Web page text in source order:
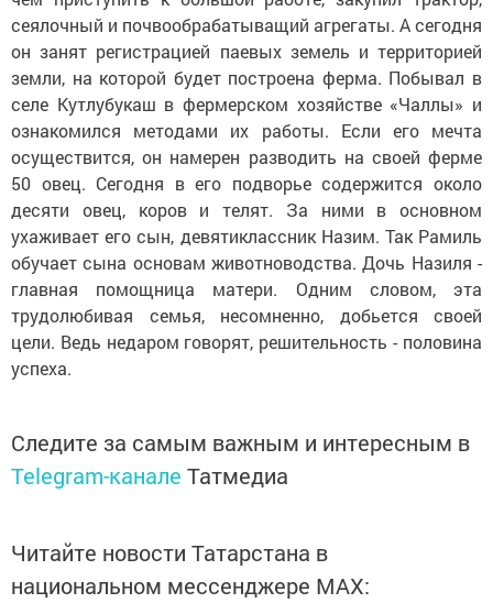
сеялочный и почвообрабатыващий агрегаты. А сегодня
он занят регистрацией паевых земель и территорией
земли, на которой будет построена ферма. Побывал в
селе Кутлубукаш в фермерском хозяйстве «Чаллы» и
ознакомился методами их работы. Если его мечта
осуществится, он намерен разводить на своей ферме
50 овец. Сегодня в его подворье содержится около
десяти овец, коров и телят. За ними в основном
ухаживает его сын, девятиклассник Назим. Так Рамиль
обучает сына основам животноводства. Дочь Назиля -
главная помощница матери. Одним словом, эта
трудолюбивая семья, несомненно, добьется своей
цели. Ведь недаром говорят, решительность - половина
успеха.
Следите за самым важным и интересным в
Telegram-канале Татмедиа
Читайте новости Татарстана в
национальном мессенджере MАХ: